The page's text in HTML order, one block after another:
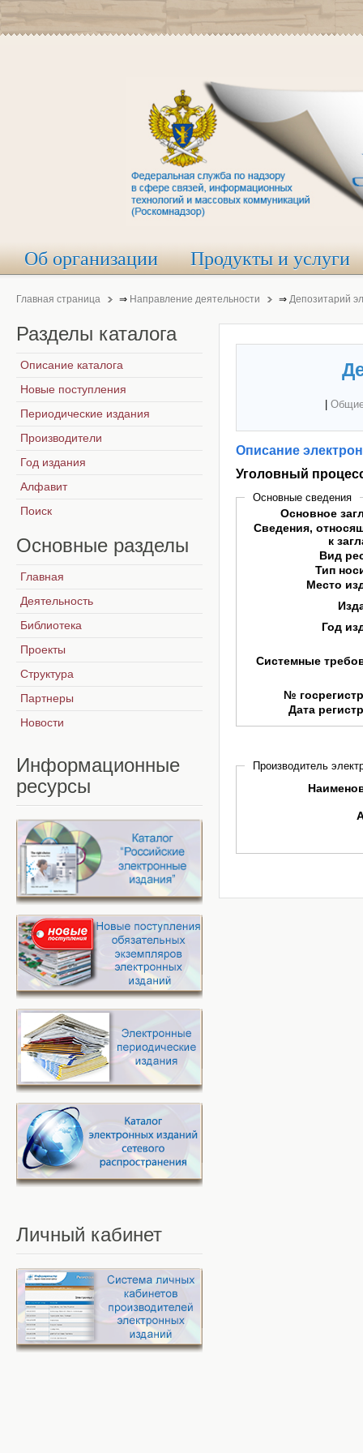
Об организации Продукты и услуги
Главная страница ⇒ Направление деятельности ⇒ Депозитарий
Описание
Уголовный
Основные сведения
Основное
Сведения,
к
Вид
Тип
Место
Год
Системные
№
Дата
Производитель
Разделы каталога
Описание каталога
Новые поступления
Периодические издания
Производители
Год издания
Алфавит
Поиск
Основные разделы
Главная
Деятельность
Библиотека
Проекты
Структура
Партнеры
Новости
Информационные
ресурсы
Личный кабинет